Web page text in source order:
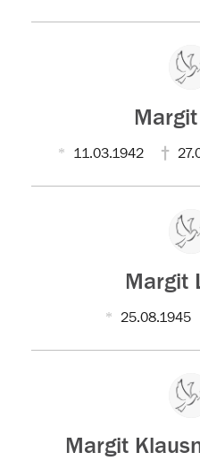
11.03.1942
Margit
25.08.1945
Margit